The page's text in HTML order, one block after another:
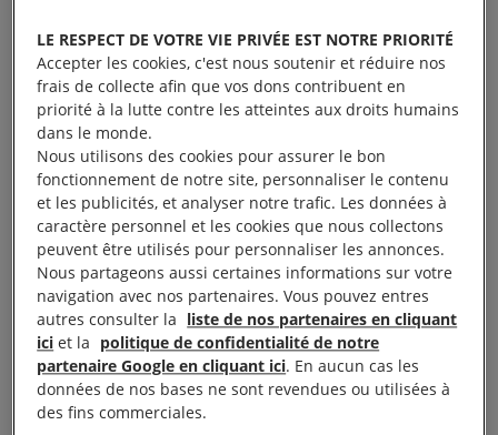
Le groupe local vous invite à la projection Film
« Prendre le large » à 14h15 organisée par le Ciné-
club de la MJC, 4 rue du Lieutenant-colonel
Deymes.
LE RESPECT DE VOTRE VIE PRIVÉE EST NOTRE PRIORITÉ
Accepter les cookies, c'est nous soutenir et réduire nos
frais de collecte afin que vos dons contribuent en
priorité à la lutte contre les atteintes aux droits humains
dans le monde.
Nous utilisons des cookies pour assurer le bon
fonctionnement de notre site, personnaliser le contenu
et les publicités, et analyser notre trafic. Les données à
caractère personnel et les cookies que nous collectons
peuvent être utilisés pour personnaliser les annonces.
Nous partageons aussi certaines informations sur votre
navigation avec nos partenaires. Vous pouvez entres
autres consulter la liste de nos partenaires en cliquant
ici et la politique de confidentialité de notre
partenaire Google en cliquant ici. En aucun cas les
données de nos bases ne sont revendues ou utilisées à
des fins commerciales.